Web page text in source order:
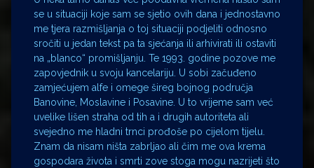
se u situaciji koje sam se sjetio ovih dana i jednostavno
me tjera razmišljanja o toj situaciji podjeliti odnosno
sročiti u jedan tekst pa ta sjećanja ili arhivirati ili ostaviti
na „blanco“ promišljanju. Te 1993. godine pozove me
zapovjednik u svoju kancelariju. U sobi začuđeno
zamjećujem alfe i omege šireg bojnog područja
Banovine, Moslavine i Posavine. U to vrijeme sam već
uvelike lišen straha od tih a i drugih autoriteta ali
svejedno me hladni trnci prođoše po cijelom tijelu.
Znam da nisam ništa zabrljao ali čim me ova krema
gospodara života i smrti zove stoga mogu nazrijeti što